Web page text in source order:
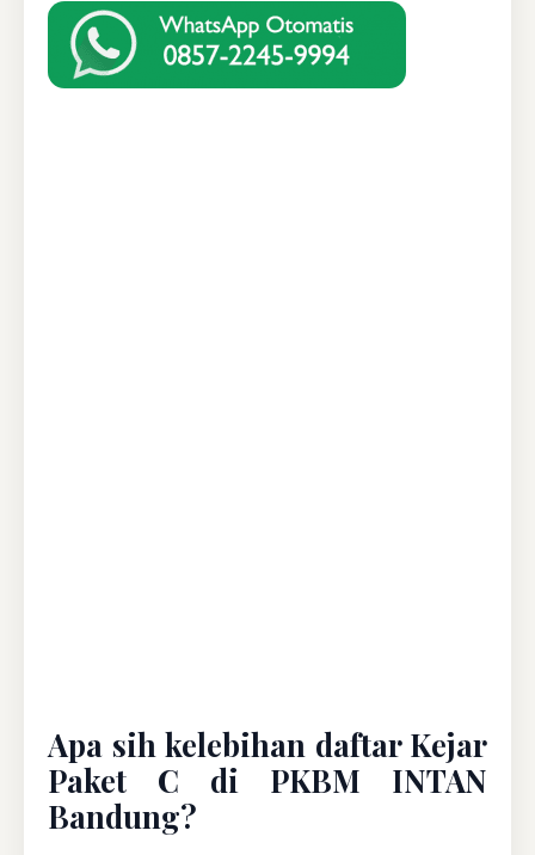
Apa sih kelebihan daftar Kejar
Paket C di PKBM INTAN
Bandung?